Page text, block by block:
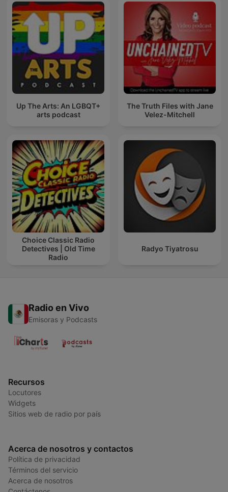
Up The Arts: An LGBQT+
arts podcast
The Truth Files with Jane
Velez-Mitchell
Choice Classic Radio
Detectives | Old Time
Radio
Radyo Tiyatrosu
Radio en Vivo
Emisoras y Podcasts
Recursos
Locutores
Widgets
Sitios web de radio por país
Acerca de nosotros y contactos
Política de privacidad
Términos del servicio
Acerca de nosotros